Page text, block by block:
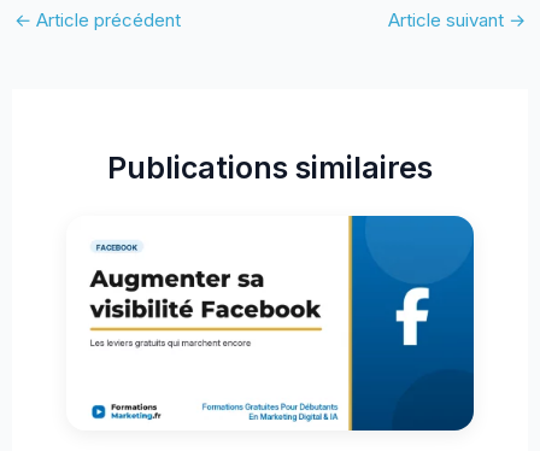
← Article précédent Article suivant →
Publications similaires